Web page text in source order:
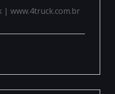
| www.4truck.com.br